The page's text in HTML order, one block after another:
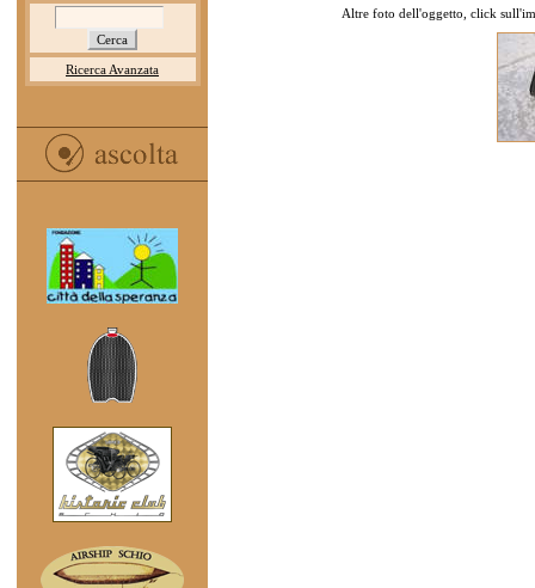
Ricerca Avanzata
Altre foto dell'oggetto, click